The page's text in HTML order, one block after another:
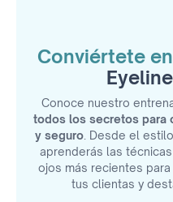
Conviértete
Conoce nuestro
todos los secretos para
y seguro . Desde el
aprenderás las
ojos más recientes
tus clientas y